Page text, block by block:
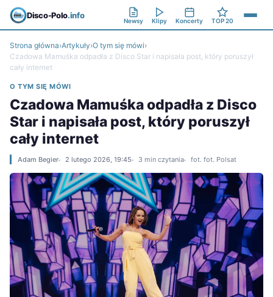
Disco-Polo.info
Newsy Klipy Koncerty TOP 20
Strona główna›Artykuły›O tym się mówi›
Czadowa Mamuśka odpadła z Disco Star i napisała post, który poruszył
cały internet
O TYM SIĘ MÓWI
Czadowa Mamuśka odpadła z Disco
Star i napisała post, który poruszył
cały internet
Adam Begier 2 lutego 2026, 19:45 3 min czytania fot. fot. Polsat